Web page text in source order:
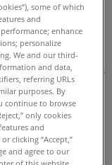
do Crash &
agora está no status
Legacy pelo
de licença.
para sua
obter mais
e ARAS EOL
some of which
and
enhance
personalize
We and our third-
and data,
referring URLs
purposes. By
continue to browse
only cookies
and
clicking “Accept,”
and agree to our